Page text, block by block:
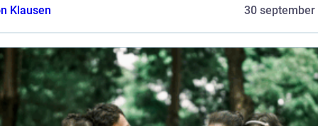
Klausen
30 september